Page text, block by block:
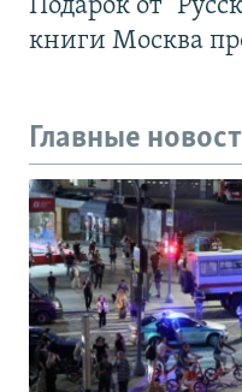
Подарок от
книги Москва
Главные